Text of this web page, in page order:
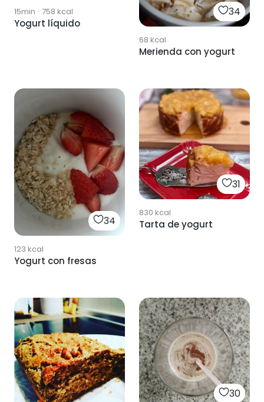
15min · 758 kcal
Yogurt líquido
34
68 kcal
Merienda con yogurt
34
123 kcal
Yogurt con fresas
31
830 kcal
Tarta de yogurt
30